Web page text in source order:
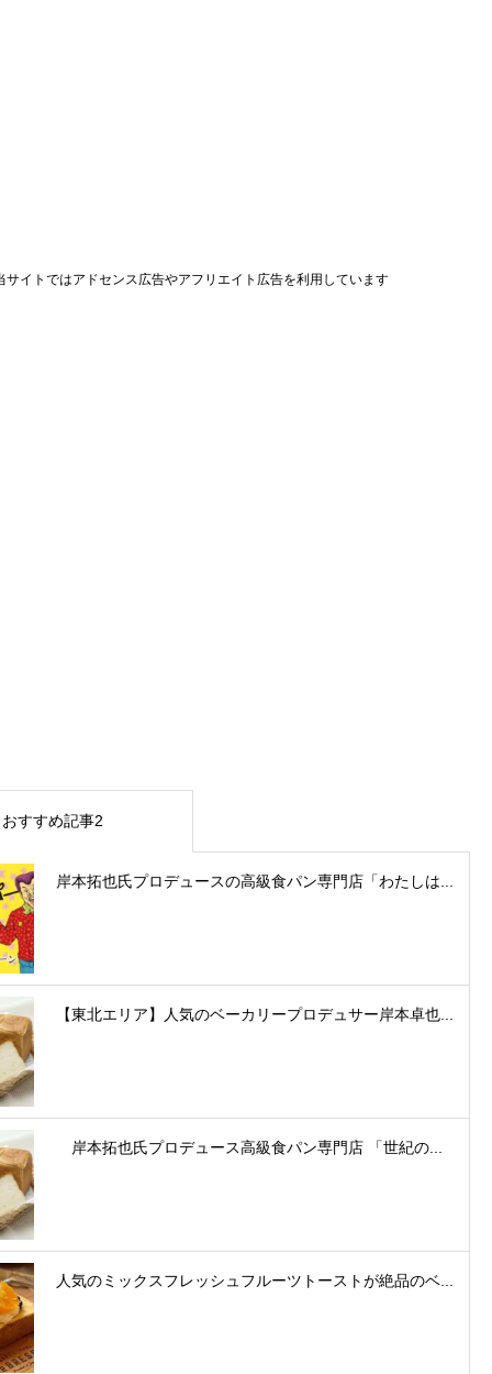
サイトではアドセンス広告やアフリエイト広告を利用しています
おすすめ記事2
岸本拓也氏プロデュースの高級食パン専門店「わたしは...
【東北エリア】人気のベーカリープロデュサー岸本卓也...
岸本拓也氏プロデュース高級食パン専門店 「世紀の...
人気のミックスフレッシュフルーツトーストが絶品のベ...